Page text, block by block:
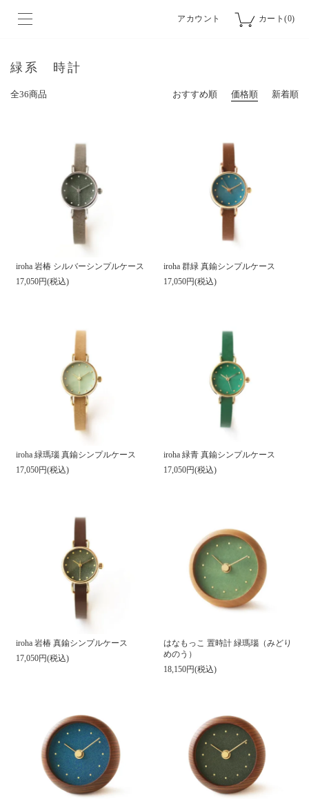
アカウント カート(0)
緑系 時計
全36商品 おすすめ順 価格順 新着順
iroha 岩椿 シルバーシンプルケース
17,050円(税込)
iroha 群緑 真鍮シンプルケース
17,050円(税込)
iroha 緑瑪瑙 真鍮シンプルケース
17,050円(税込)
iroha 緑青 真鍮シンプルケース
17,050円(税込)
iroha 岩椿 真鍮シンプルケース
17,050円(税込)
はなもっこ 置時計 緑瑪瑙（みどり
めのう）
18,150円(税込)